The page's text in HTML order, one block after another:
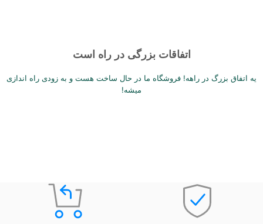
اتفاقات بزرگی در راه است
یه اتفاق بزرگ در راهه! فروشگاه ما در حال ساخت هست و به زودی راه اندازی
میشه!